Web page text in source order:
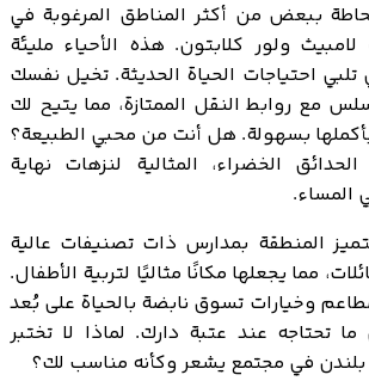
ببعض من أكثر المناطق المرغوبة في
ولور كلابتون. هذه الأحياء مليئة
تلبي احتياجات الحياة الحديثة. تخيل نفسك
مع روابط النقل الممتازة، مما يتيح لك
بسهولة. هل أنت من محبي الطبيعة؟
الخضراء، المثالية لنزهات نهاية
المساء.
تتميز المنطقة بمدارس ذات تصنيفات عالية
مما يجعلها مكانًا مثاليًا لتربية الأطفال.
وخيارات تسوق نابضة بالحياة على بُعد
تحتاجه عند عتبة دارك. لماذا لا تختبر
في مجتمع يشعر وكأنه مناسب لك؟